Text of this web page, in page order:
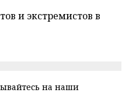
и экстремистов в
на наши